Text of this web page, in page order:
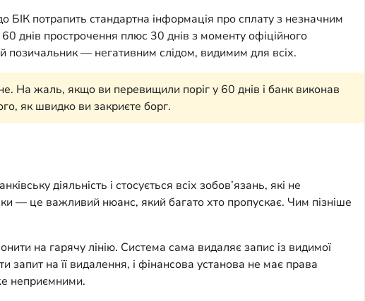
потрапить стандартна інформація про сплату з незначним
днів прострочення плюс 30 днів з моменту офіційного
позичальник — негативним слідом, видимим для всіх.
На жаль, якщо ви перевищили поріг у 60 днів і банк виконав
як швидко ви закриєте борг.
діяльність і стосується всіх зобов’язань, які не
— це важливий нюанс, який багато хто пропускає. Чим пізніше
на гарячу лінію. Система сама видаляє запис із видимої
на її видалення, і фінансова установа не має права
неприємними.